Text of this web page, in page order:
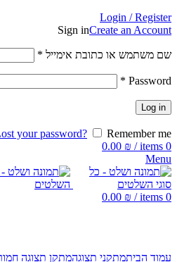
Login / Register
Sign inCreate an Account
שם משתמש או כתובת אימייל *
Password
*
Log in
your password?
Remember me
0
items
/
0.00 ₪
Menu
0
items
/
0.00 ₪
עמוד הביתמתקני תצוגהמתקן תצוגה